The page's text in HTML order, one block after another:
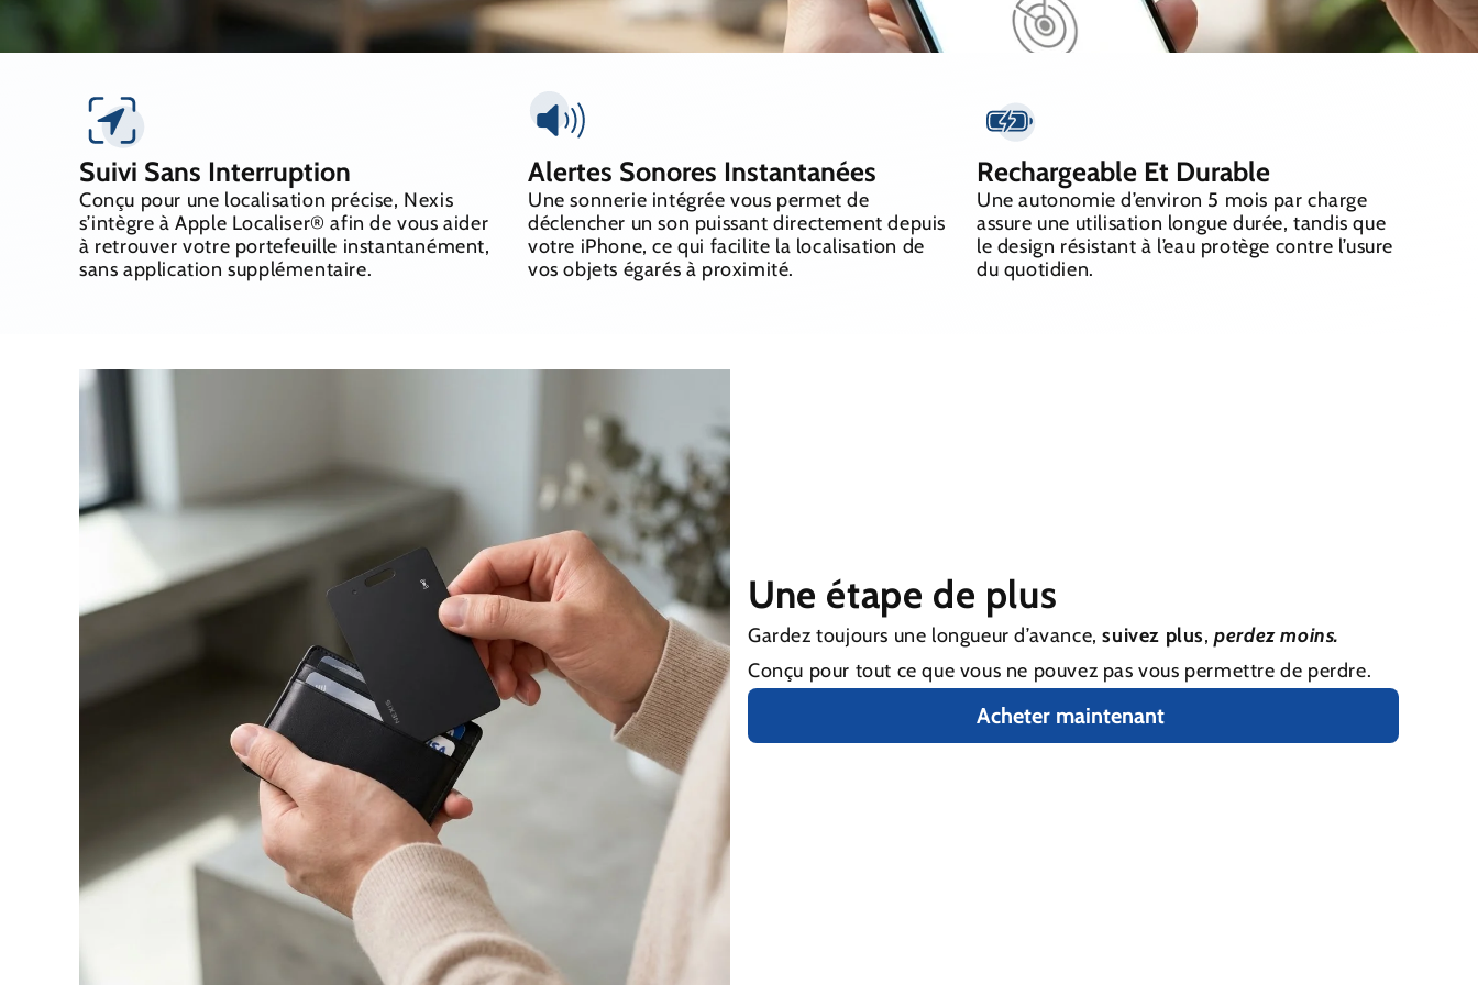
Suivi Sans Interruption
Conçu pour une localisation précise, Nexis
s’intègre à Apple Localiser® afin de vous aider
à retrouver votre portefeuille instantanément,
sans application supplémentaire.
Alertes Sonores Instantanées
Une sonnerie intégrée vous permet de
déclencher un son puissant directement depuis
votre iPhone, ce qui facilite la localisation de
vos objets égarés à proximité.
Rechargeable Et Durable
Une autonomie d’environ 5 mois par charge
assure une utilisation longue durée, tandis que
le design résistant à l’eau protège contre l’usure
du quotidien.
Une étape de plus
Gardez toujours une longueur d’avance,suivez plus, perdez moins.
Conçu pour tout ce que vous ne pouvez pas vous permettre de perdre.
Acheter maintenant